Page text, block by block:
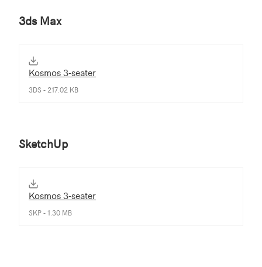
3ds Max
Kosmos 3-seater
3DS - 217.02 KB
SketchUp
Kosmos 3-seater
SKP - 1.30 MB